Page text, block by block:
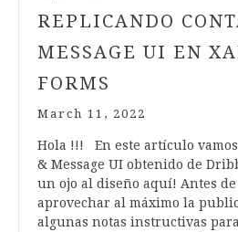
REPLICANDO
MESSAGE UI EN
FORMS
March 11, 2022
Hola !!! En este artículo
& Message UI obtenido de
un ojo al diseño aquí! Antes de
aprovechar al máximo la
algunas notas instructivas